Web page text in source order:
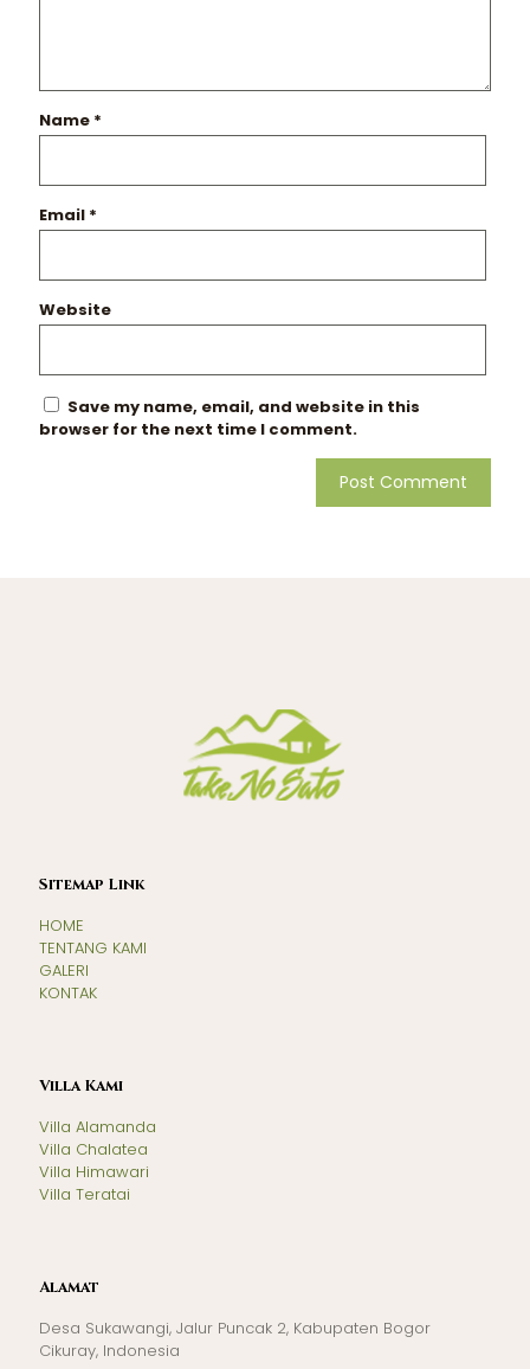
Name *
Email *
Website
Save my name, email, and website in this
browser for the next time I comment.
Sitemap Link
HOME
TENTANG KAMI
GALERI
KONTAK
Villa Kami
Villa Alamanda
Villa Chalatea
Villa Himawari
Villa Teratai
Alamat
Desa Sukawangi, Jalur Puncak 2, Kabupaten Bogor
Cikuray, Indonesia